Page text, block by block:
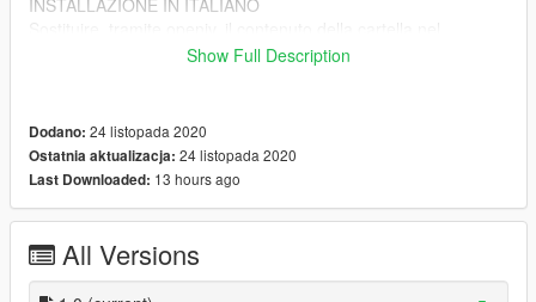
ENGLISH INSTALLATION
Replace, through openiv, the content of folder in the following
path
mods/x64e/levels/gta5/vehicles.rpf
CREDITI / CREDITS
Original model
https://urgencesmods.fr/mods/textures/renault-zoe-police-
Show Full Description
Dodano: 24 listopada 2020
Ostatnia aktualizacja: 24 listopada 2020
Last Downloaded: 13 hours ago
All Versions